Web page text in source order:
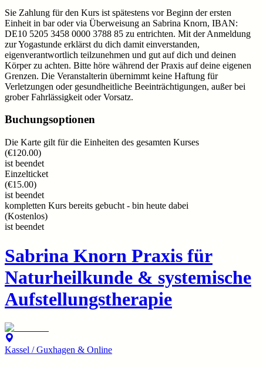
Sie Zahlung für den Kurs ist spätestens vor Beginn der ersten
Einheit in bar oder via Überweisung an Sabrina Knorn, IBAN:
DE10 5205 3458 0000 3788 85 zu entrichten. Mit der Anmeldung
zur Yogastunde erklärst du dich damit einverstanden,
eigenverantwortlich teilzunehmen und gut auf dich und deinen
Körper zu achten. Bitte höre während der Praxis auf deine eigenen
Grenzen. Die Veranstalterin übernimmt keine Haftung für
Verletzungen oder gesundheitliche Beeinträchtigungen, außer bei
grober Fahrlässigkeit oder Vorsatz.
Buchungsoptionen
Die Karte gilt für die Einheiten des gesamten Kurses
(€120.00)
ist beendet
Einzelticket
(€15.00)
ist beendet
kompletten Kurs bereits gebucht - bin heute dabei
(Kostenlos)
ist beendet
Sabrina Knorn Praxis für
Naturheilkunde & systemische
Aufstellungstherapie
Kassel / Guxhagen & Online